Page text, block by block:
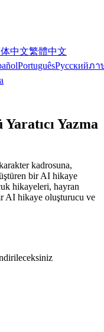
中文繁體中文
PortuguêsРусскийภา
Yazma
kadrosuna,
bir AI hikaye
hikayeleri, hayran
AI hikaye oluşturucu ve